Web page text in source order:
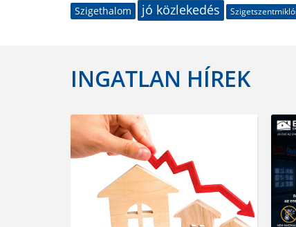
Szigethalom
jó közlekedés
INGATLAN HÍREK